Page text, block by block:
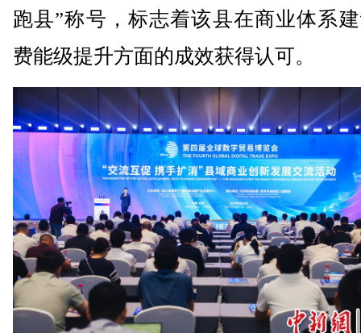
跑县”称号，标志着该县在商业体系
费能级提升方面的成效获得认可。